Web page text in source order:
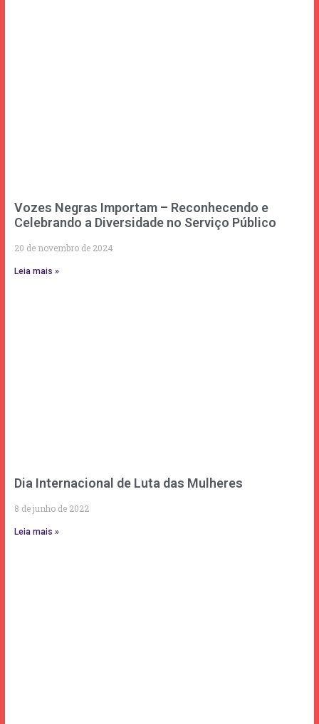
Vozes Negras Importam – Reconhecendo e
Celebrando a Diversidade no Serviço Público
20 de novembro de 2024
Leia mais »
Dia Internacional de Luta das Mulheres
8 de junho de 2022
Leia mais »